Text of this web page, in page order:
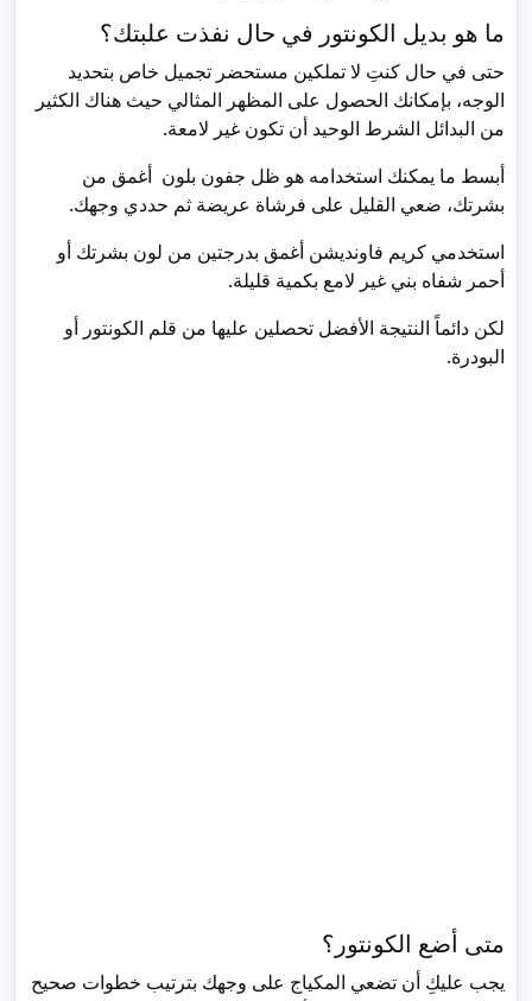
ما هو بديل الكونتور في حال نفذت علبتك؟
حتى في حال كنتِ لا تملكين مستحضر تجميل خاص بتحديد
الوجه، بإمكانك الحصول على المظهر المثالي حيث هناك الكثير
من البدائل الشرط الوحيد أن تكون غير لامعة.
أبسط ما يمكنك استخدامه هو ظل جفون بلون أغمق من
بشرتك، ضعي القليل على فرشاة عريضة ثم حددي وجهك.
استخدمي كريم فاونديشن أغمق بدرجتين من لون بشرتك أو
أحمر شفاه بني غير لامع بكمية قليلة.
لكن دائماً النتيجة الأفضل تحصلين عليها من قلم الكونتور أو
البودرة.
متى أضع الكونتور؟
يجب عليكِ أن تضعي المكياج على وجهك بترتيب خطوات صحيح